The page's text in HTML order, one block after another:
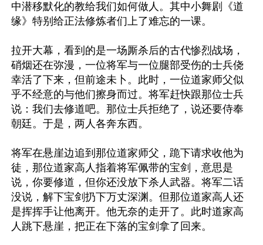
中潜移默化的教给我们如何做人。其中小舞剧《道
缘》特别给正法修炼者们上了难忘的一课。
拉开大幕，看到的是一场厮杀后的古代惨烈战场，
硝烟还在弥漫，一位将军与一位腿部受伤的士兵侥
幸活了下来，但前途未卜。此时，一位道家师父似
乎不经意的与他们擦身而过。将军赶快跟那位士兵
说：我们去修道吧。那位士兵拒绝了，说还要侍奉
朝廷。于是，两人各奔东西。
将军在悬崖边追到那位道家师父，跪下请求收他为
徒，那位道家高人指着将军佩带的宝剑，意思是
说，你要修道，但你还没放下杀人武器。将军二话
没说，解下宝剑扔下万丈深渊。但那位道家高人还
是挥挥手让他离开。他无奈的走开了。此时道家高
人跳下悬崖，把正在下落的宝剑拿了回来。